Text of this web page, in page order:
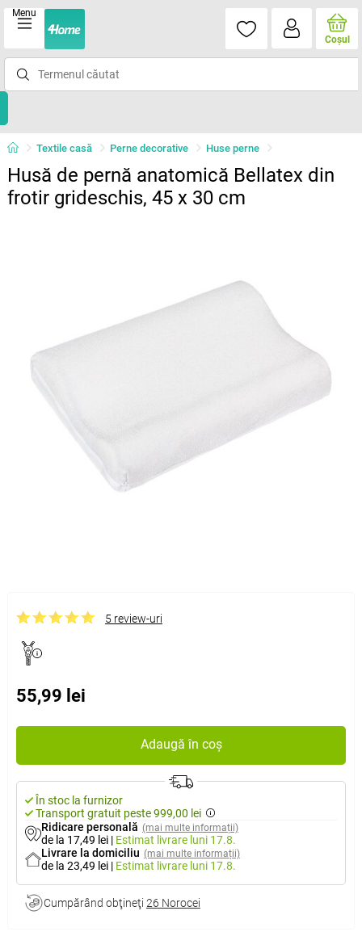
Menu
Coşul
Textile casă Perne decorative Huse perne
Husă de pernă anatomică Bellatex din
frotir grideschis, 45 x 30 cm
5 review-uri
55,99 lei
Adaugă în coș
În stoc la furnizor
Transport gratuit peste 999,00 lei
Ridicare personală (mai multe informații)
de la 17,49 lei | Estimat livrare luni 17.8.
Livrare la domiciliu (mai multe informații)
de la 23,49 lei | Estimat livrare luni 17.8.
Cumpărând obţineţi 26 Norocei